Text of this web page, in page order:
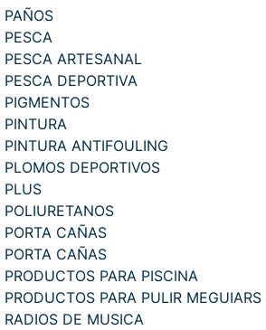
PAÑOS
PESCA
PESCA ARTESANAL
PESCA DEPORTIVA
PIGMENTOS
PINTURA
PINTURA ANTIFOULING
PLOMOS DEPORTIVOS
PLUS
POLIURETANOS
PORTA CAÑAS
PORTA CAÑAS
PRODUCTOS PARA PISCINA
PRODUCTOS PARA PULIR MEGUIARS
RADIOS DE MUSICA